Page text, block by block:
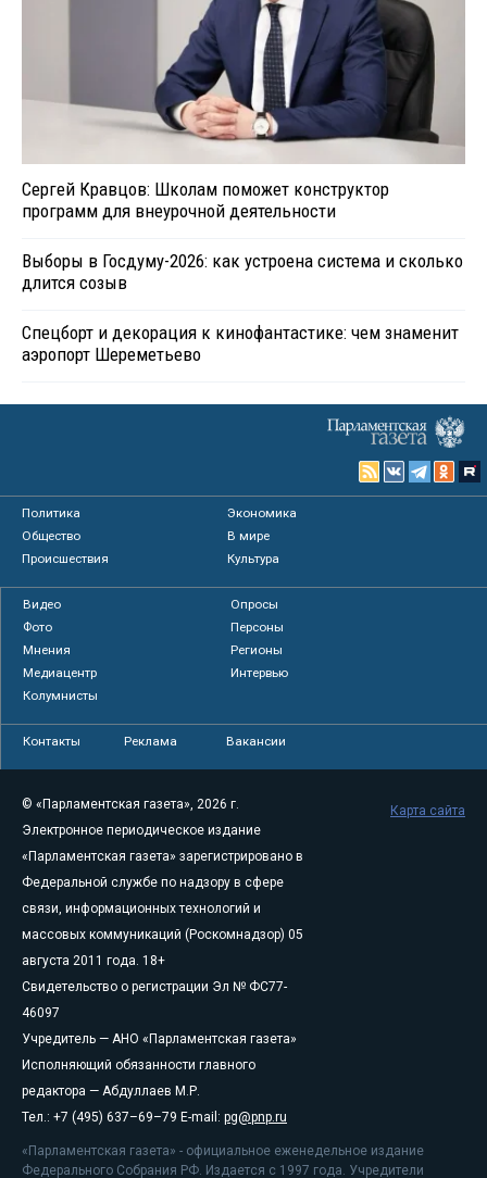
Сергей Кравцов: Школам поможет конструктор
программ для внеурочной деятельности
Выборы в Госдуму-2026: как устроена система и сколько
длится созыв
Спецборт и декорация к кинофантастике: чем знаменит
аэропорт Шереметьево
Политика
Экономика
Общество
В мире
Происшествия
Культура
Видео
Опросы
Фото
Персоны
Мнения
Регионы
Медиацентр
Интервью
Колумнисты
Контакты Реклама Вакансии
© «Парламентская газета», 2026 г.
Электронное периодическое издание
«Парламентская газета» зарегистрировано в
Федеральной службе по надзору в сфере
связи, информационных технологий и
массовых коммуникаций (Роскомнадзор) 05
августа 2011 года. 18+
Свидетельство о регистрации Эл № ФС77-
46097
Учредитель — АНО «Парламентская газета»
Исполняющий обязанности главного
редактора — Абдуллаев М.Р.
Тел.: +7 (495) 637–69–79 E-mail: pg@pnp.ru
«Парламентская газета» - официальное еженедельное издание
Федерального Собрания РФ. Издается с 1997 года. Учредители
Карта сайта